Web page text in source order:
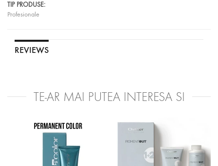
TIP PRODUSE:
Profesionale
REVIEWS
TE-AR MAI PUTEA INTERESA SI